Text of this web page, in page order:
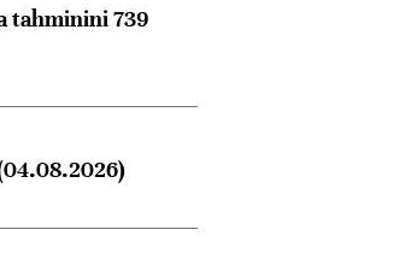
tahminini 739